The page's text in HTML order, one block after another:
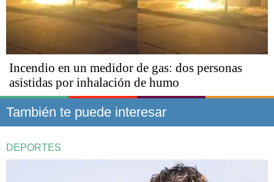
Incendio en un medidor de gas: dos personas
asistidas por inhalación de humo
También te puede interesar
DEPORTES